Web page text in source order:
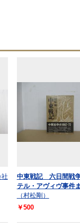
中東戦記 六日間戦
テル・アヴィヴ事件
（村松剛）
￥500